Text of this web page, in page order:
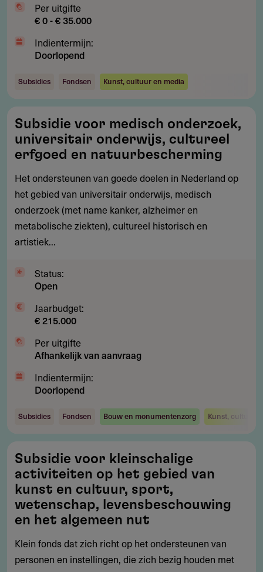
Per uitgifte
€ 0 - € 35.000
Indientermijn:
Doorlopend
Subsidies Fondsen Kunst, cultuur en media
voor
medisch
onderzoek,
universitair
onderwijs,
cultureel
erfgoed
en
Subsidie voor medisch onderzoek,
universitair onderwijs, cultureel
erfgoed en natuurbescherming
Het ondersteunen van goede doelen in Nederland op
het gebied van universitair onderwijs, medisch
onderzoek (met name kanker, alzheimer en
metabolische ziekten), cultureel historisch en
artistiek...
Status:
Open
Jaarbudget:
€ 215.000
Per uitgifte
Afhankelijk van aanvraag
Indientermijn:
Doorlopend
Subsidies Fondsen Bouw en monumentenzorg Kunst, cultuur
voor
kleinschalige
activiteiten
op
het
gebied
van
Subsidie voor kleinschalige
activiteiten op het gebied van
kunst en cultuur, sport,
wetenschap, levensbeschouwing
en het algemeen nut
Klein fonds dat zich richt op het ondersteunen van
personen en instellingen, die zich bezig houden met